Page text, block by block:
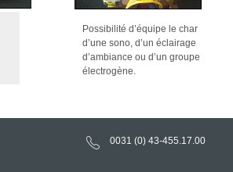
0031 (0) 43-455.17.00
Possibilité d’équipe le char
d’une sono, d’un éclairage
d’ambiance ou d’un groupe
électrogène.